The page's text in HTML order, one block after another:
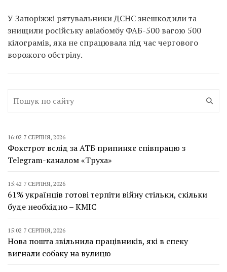
У Запоріжжі рятувальники ДСНС знешкодили та
знищили російську авіабомбу ФАБ-500 вагою 500
кілограмів, яка не спрацювала під час чергового
ворожого обстрілу.
16:02 7 СЕРПНЯ, 2026
Фокстрот вслід за АТБ припиняє співпрацю з
Telegram-каналом «Труха»
15:42 7 СЕРПНЯ, 2026
61% українців готові терпіти війну стільки, скільки
буде необхідно – КМІС
15:02 7 СЕРПНЯ, 2026
Нова пошта звільнила працівників, які в спеку
вигнали собаку на вулицю